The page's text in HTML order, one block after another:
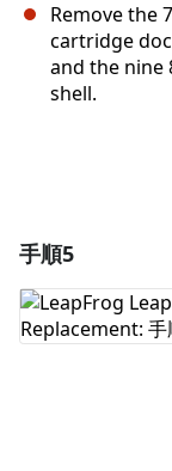
Remove the
cartridge
and the nine
shell.
コメントを
手順5